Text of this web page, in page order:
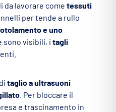
da lavorare come tessuti
per tende a rullo
e uno
sono visibili, i tagli
taglio a ultrasuoni
. Per bloccare il
e trascinamento in